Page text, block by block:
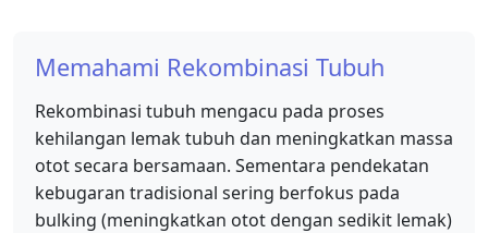
Memahami Rekombinasi Tubuh
Rekombinasi tubuh mengacu pada proses
kehilangan lemak tubuh dan meningkatkan massa
otot secara bersamaan. Sementara pendekatan
kebugaran tradisional sering berfokus pada
bulking (meningkatkan otot dengan sedikit lemak)